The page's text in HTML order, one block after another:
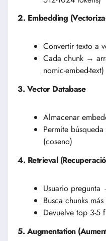
2. Embedding
Convertir texto a
Cada chunk →
nomic-embed-text)
3. Vector Database
Almacenar
Permite
(coseno)
4. Retrieval
Usuario
Busca chunks
Devuelve top 3-5
5. Augmentation